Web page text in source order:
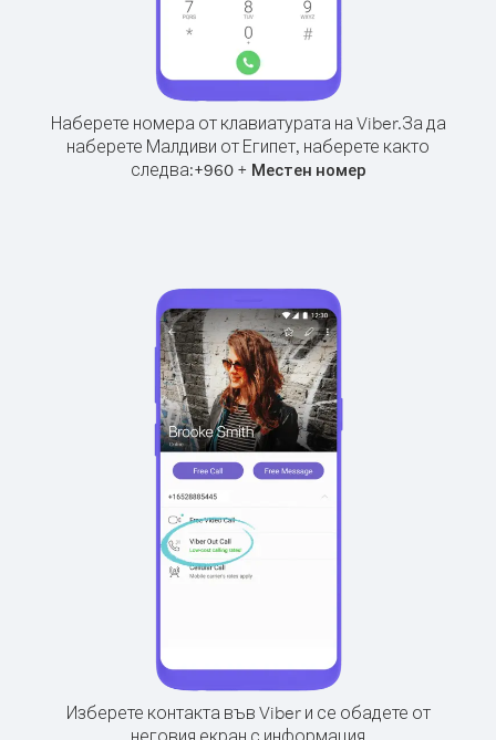
Наберете номера от клавиатурата на Viber.За да
наберете Малдиви от Египет, наберете както
следва:+960+ Местен номер
Изберете контакта във Viber и се обадете от
неговия екран с информация